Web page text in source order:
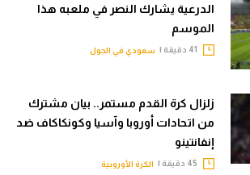
الدرعية يشارك النصر في ملعبه هذا
الموسم
سعودي في الجول
زلزال كرة القدم مستمر.. بيان مشترك
من اتحادات أوروبا وآسيا وكونكاكاف ضد
إنفانتينو
الكرة الأوروبية